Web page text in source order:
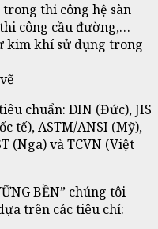
thi công hệ sàn
công cầu đường,…
kim khí sử dụng trong
chuẩn: DIN (Đức), JIS
tế), ASTM/ANSI (Mỹ),
(Nga) và TCVN (Việt
BỀN” chúng tôi
trên các tiêu chí: